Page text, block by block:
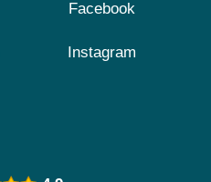
Facebook
Instagram